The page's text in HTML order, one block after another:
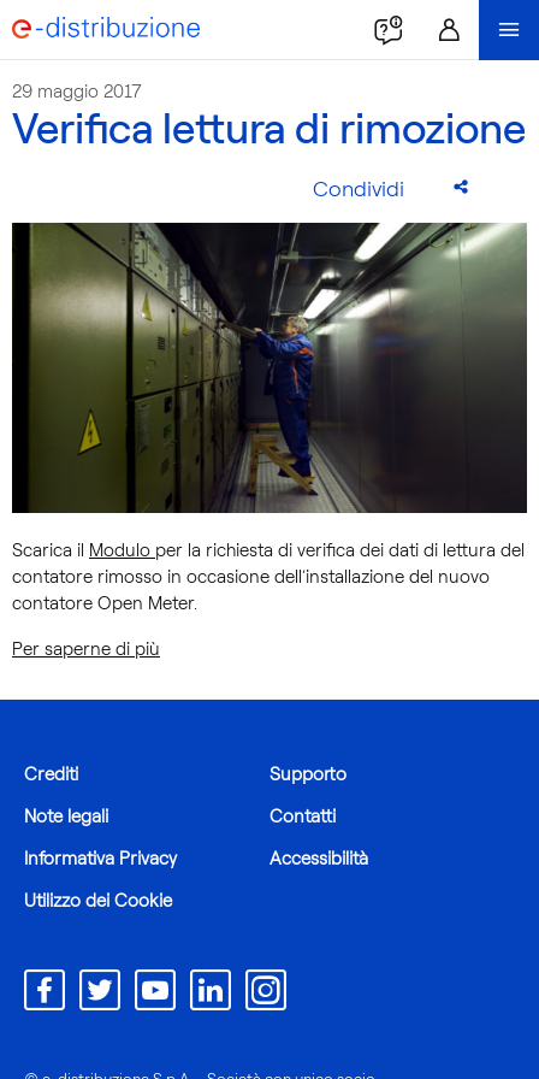
29 maggio 2017
Verifica lettura di rimozione
Condividi
Scarica il Modulo per la richiesta di verifica dei dati di lettura del
contatore rimosso in occasione dell’installazione del nuovo
contatore Open Meter.
Per saperne di più
Crediti
Note legali
Informativa Privacy
Utilizzo dei Cookie
Supporto
Contatti
Accessibilità